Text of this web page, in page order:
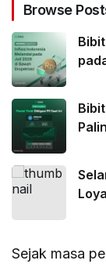
Browse
Sejak masa